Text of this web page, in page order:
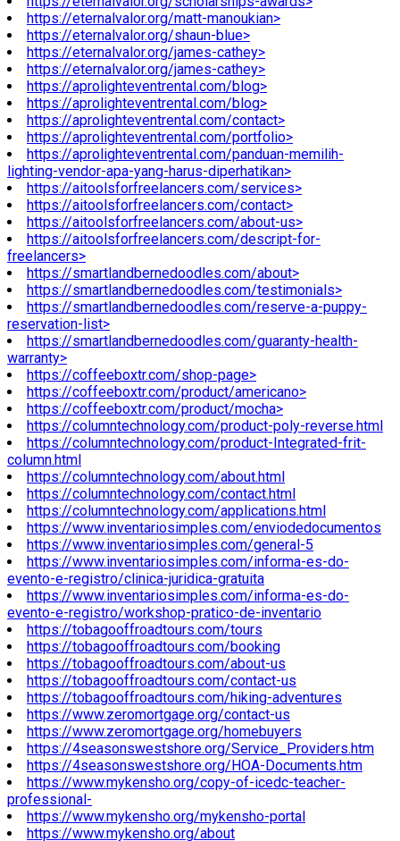
https://eternalvalor.org/matt-manoukian>
https://eternalvalor.org/shaun-blue>
https://eternalvalor.org/james-cathey>
https://eternalvalor.org/james-cathey>
https://aprolighteventrental.com/blog>
https://aprolighteventrental.com/blog>
https://aprolighteventrental.com/contact>
https://aprolighteventrental.com/portfolio>
https://aprolighteventrental.com/panduan-memilih-
lighting-vendor-apa-yang-harus-diperhatikan>
https://aitoolsforfreelancers.com/services>
https://aitoolsforfreelancers.com/contact>
https://aitoolsforfreelancers.com/about-us>
https://aitoolsforfreelancers.com/descript-for-
freelancers>
https://smartlandbernedoodles.com/about>
https://smartlandbernedoodles.com/testimonials>
https://smartlandbernedoodles.com/reserve-a-puppy-
reservation-list>
https://smartlandbernedoodles.com/guaranty-health-
warranty>
https://coffeeboxtr.com/shop-page>
https://coffeeboxtr.com/product/americano>
https://coffeeboxtr.com/product/mocha>
https://columntechnology.com/product-poly-reverse.html
https://columntechnology.com/product-Integrated-frit-
column.html
https://columntechnology.com/about.html
https://columntechnology.com/contact.html
https://columntechnology.com/applications.html
https://www.inventariosimples.com/enviodedocumentos
https://www.inventariosimples.com/general-5
https://www.inventariosimples.com/informa-es-do-
evento-e-registro/clinica-juridica-gratuita
https://www.inventariosimples.com/informa-es-do-
evento-e-registro/workshop-pratico-de-inventario
https://tobagooffroadtours.com/tours
https://tobagooffroadtours.com/booking
https://tobagooffroadtours.com/about-us
https://tobagooffroadtours.com/contact-us
https://tobagooffroadtours.com/hiking-adventures
https://www.zeromortgage.org/contact-us
https://www.zeromortgage.org/homebuyers
https://4seasonswestshore.org/Service_Providers.htm
https://4seasonswestshore.org/HOA-Documents.htm
https://www.mykensho.org/copy-of-icedc-teacher-
professional-
https://www.mykensho.org/mykensho-portal
https://www.mykensho.org/about